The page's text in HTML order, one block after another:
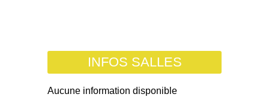
INFOS SALLES
Aucune information disponible